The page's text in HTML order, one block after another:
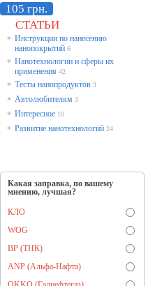
105 грн.
СТАТЬИ
* Инструкции по нанесению
нанопокрытий 6
* Нанотехнологии и сферы их
применения 42
* Тесты нанопродуктов 3
* Автолюбителям 3
* Интересное 10
* Развитие нанотехнологий 24
Какая заправка, по вашему
мнению, лучшая?
КЛО
WOG
BP (ТНК)
ANP (Альфа-Нафта)